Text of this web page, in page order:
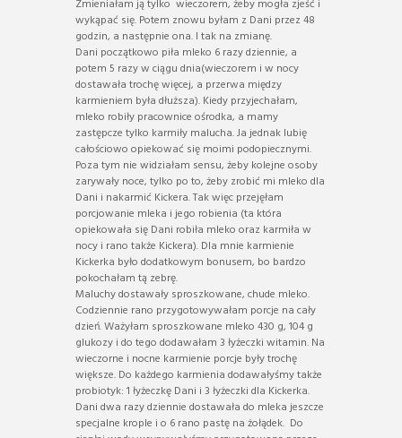
Zmieniałam ją tylko wieczorem, żeby mogła zjeść i
wykąpać się. Potem znowu byłam z Dani przez 48
godzin, a następnie ona. I tak na zmianę.
Dani początkowo piła mleko 6 razy dziennie, a
potem 5 razy w ciągu dnia(wieczorem i w nocy
dostawała trochę więcej, a przerwa między
karmieniem była dłuższa). Kiedy przyjechałam,
mleko robiły pracownice ośrodka, a mamy
zastępcze tylko karmiły malucha. Ja jednak lubię
całościowo opiekować się moimi podopiecznymi.
Poza tym nie widziałam sensu, żeby kolejne osoby
zarywały noce, tylko po to, żeby zrobić mi mleko dla
Dani i nakarmić Kickera. Tak więc przejęłam
porcjowanie mleka i jego robienia (ta która
opiekowała się Dani robiła mleko oraz karmiła w
nocy i rano także Kickera). Dla mnie karmienie
Kickerka było dodatkowym bonusem, bo bardzo
pokochałam tą zebrę.
Maluchy dostawały sproszkowane, chude mleko.
Codziennie rano przygotowywałam porcje na cały
dzień. Ważyłam sproszkowane mleko 430 g, 104 g
glukozy i do tego dodawałam 3 łyżeczki witamin. Na
wieczorne i nocne karmienie porcje były trochę
większe. Do każdego karmienia dodawałyśmy także
probiotyk: 1 łyżeczkę Dani i 3 łyżeczki dla Kickerka.
Dani dwa razy dziennie dostawała do mleka jeszcze
specjalne krople i o 6 rano pastę na żołądek. Do